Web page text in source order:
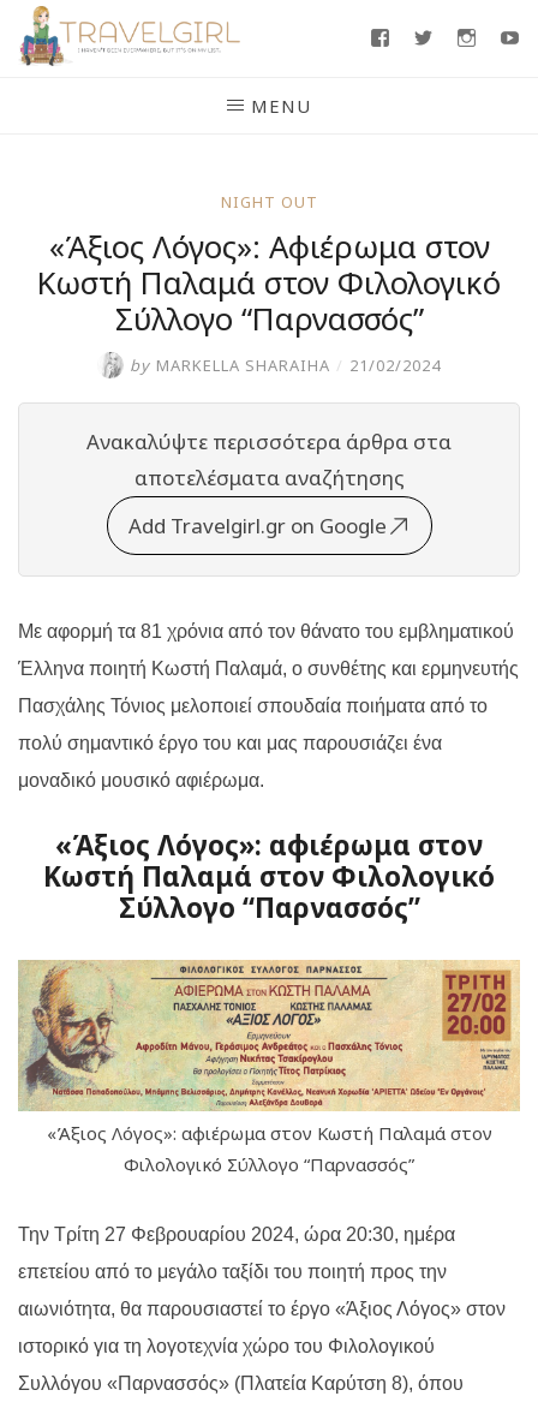
Skip
FacebookTwitter
MENU
NIGHT OUT
«Άξιος Λόγος»: Αφιέρωμα στον
Κωστή Παλαμά στον Φιλολογικό
Σύλλογο “Παρνασσός”
by MARKELLA SHARAIHA / 21/02/2024
Ανακαλύψτε περισσότερα άρθρα στα
αποτελέσματα αναζήτησης
Add Travelgirl.gr on Google
Με αφορμή τα 81 χρόνια από τον θάνατο του εμβληματικού
Έλληνα ποιητή Κωστή Παλαμά, ο συνθέτης και ερμηνευτής
Πασχάλης Τόνιος μελοποιεί σπουδαία ποιήματα από το
πολύ σημαντικό έργο του και μας παρουσιάζει ένα
μοναδικό μουσικό αφιέρωμα.
«Άξιος Λόγος»: αφιέρωμα στον
Κωστή Παλαμά στον Φιλολογικό
Σύλλογο “Παρνασσός”
«Άξιος Λόγος»: αφιέρωμα στον Κωστή Παλαμά στον
Φιλολογικό Σύλλογο “Παρνασσός”
Την Τρίτη 27 Φεβρουαρίου 2024, ώρα 20:30, ημέρα
επετείου από το μεγάλο ταξίδι του ποιητή προς την
αιωνιότητα, θα παρουσιαστεί το έργο «Άξιος Λόγος» στον
ιστορικό για τη λογοτεχνία χώρο του Φιλολογικού
Συλλόγου «Παρνασσός» (Πλατεία Καρύτση 8), όπου